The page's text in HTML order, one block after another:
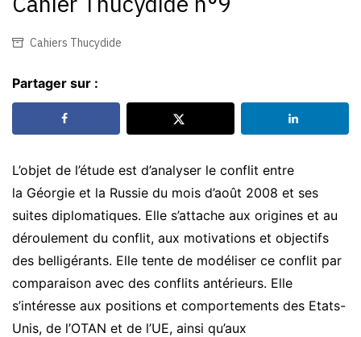
Cahiers Thucydide
Partager sur :
L’objet de l’étude est d’analyser le conflit entre
la Géorgie et la Russie du mois d’août 2008 et ses
suites diplomatiques. Elle s’attache aux origines et au
déroulement du conflit, aux motivations et objectifs
des belligérants. Elle tente de modéliser ce conflit par
comparaison avec des conflits antérieurs. Elle
s’intéresse aux positions et comportements des Etats-
Unis, de l’OTAN et de l’UE, ainsi qu’aux